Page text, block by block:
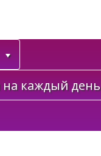
каждый день